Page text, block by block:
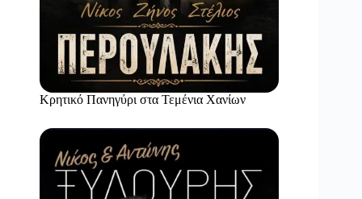
Κρητικό Πανηγύρι στα Τεμένια Χανίων